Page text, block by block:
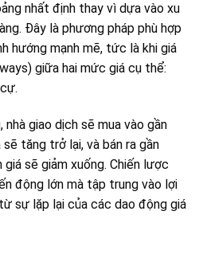
nhất định thay vì dựa vào xu
Đây là phương pháp phù hợp
hướng mạnh mẽ, tức là khi giá
giữa hai mức giá cụ thể:
nhà giao dịch sẽ mua vào gần
tăng trở lại, và bán ra gần
sẽ giảm xuống. Chiến lược
động lớn mà tập trung vào lợi
sự lặp lại của các dao động giá